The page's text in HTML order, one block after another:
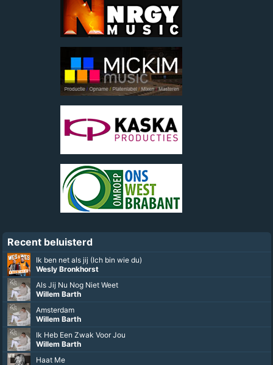
Recent beluisterd
Ik ben net als jij (Ich bin wie du)
Wesly Bronkhorst
Als Jij Nu Nog Niet Weet
Willem Barth
Amsterdam
Willem Barth
Ik Heb Een Zwak Voor Jou
Willem Barth
Haat Me